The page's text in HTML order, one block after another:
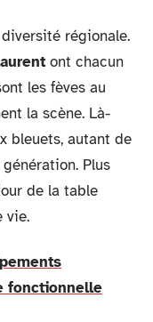
régionale.
ont chacun
les fèves au
la scène. Là-
bleuets, autant de
Plus
de la table
vie.
fonctionnelle